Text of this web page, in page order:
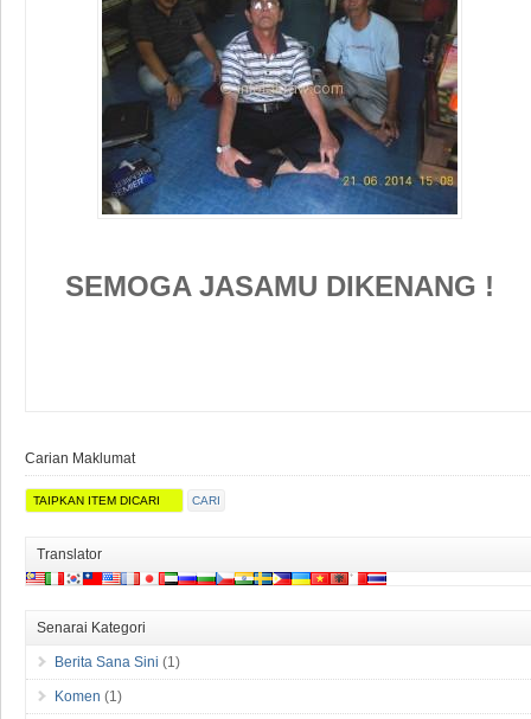
SEMOGA JASAMU DIKENANG !
Carian Maklumat
Translator
Senarai Kategori
Berita Sana Sini (1)
Komen (1)